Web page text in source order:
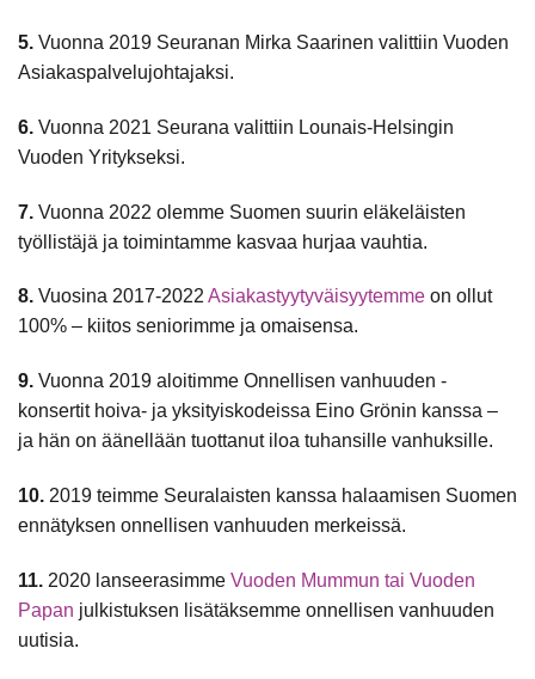
5. Vuonna 2019 Seuranan Mirka Saarinen valittiin Vuoden
Asiakaspalvelujohtajaksi.
6. Vuonna 2021 Seurana valittiin Lounais-Helsingin
Vuoden Yritykseksi.
7. Vuonna 2022 olemme Suomen suurin eläkeläisten
työllistäjä ja toimintamme kasvaa hurjaa vauhtia.
8. Vuosina 2017-2022 Asiakastyytyväisyytemme on ollut
100% – kiitos seniorimme ja omaisensa.
9. Vuonna 2019 aloitimme Onnellisen vanhuuden -
konsertit hoiva- ja yksityiskodeissa Eino Grönin kanssa –
ja hän on äänellään tuottanut iloa tuhansille vanhuksille.
10. 2019 teimme Seuralaisten kanssa halaamisen Suomen
ennätyksen onnellisen vanhuuden merkeissä.
11. 2020 lanseerasimme Vuoden Mummun tai Vuoden
Papan julkistuksen lisätäksemme onnellisen vanhuuden
uutisia.